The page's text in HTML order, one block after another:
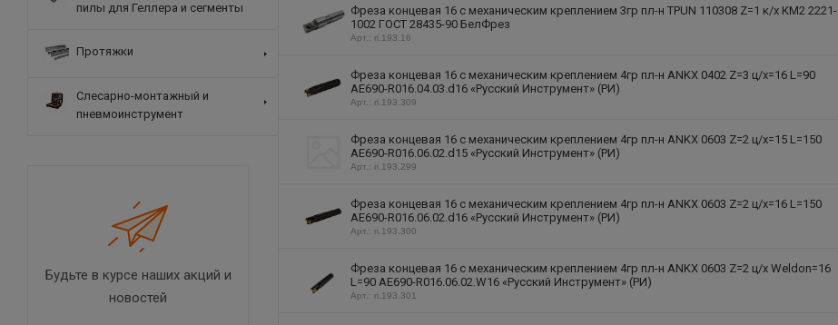
Фреза концевая 16 с механическим креплением 3гр пл-н TPUN 110308 Z=1 к/х КМ2 2221-
1002 ГОСТ 28435-90 БелФрез
Арт.: ri.193.16
Фреза концевая 16 с механическим креплением 4гр пл-н ANKX 0402 Z=3 ц/х=16 L=90
AE690-R016.04.03.d16 «Русский Инструмент» (РИ)
Арт.: ri.193.309
Фреза концевая 16 с механическим креплением 4гр пл-н ANKX 0603 Z=2 ц/х=15 L=150
AE690-R016.06.02.d15 «Русский Инструмент» (РИ)
Арт.: ri.193.299
Фреза концевая 16 с механическим креплением 4гр пл-н ANKX 0603 Z=2 ц/х=16 L=150
AE690-R016.06.02.d16 «Русский Инструмент» (РИ)
Арт.: ri.193.300
Фреза концевая 16 с механическим креплением 4гр пл-н ANKX 0603 Z=2 ц/х Weldon=16
L=90 AE690-R016.06.02.W16 «Русский Инструмент» (РИ)
Арт.: ri.193.301
пилы для Геллера и сегменты
Протяжки
Слесарно-монтажный и
пневмоинструмент
Будьте в курсе наших акций и
новостей